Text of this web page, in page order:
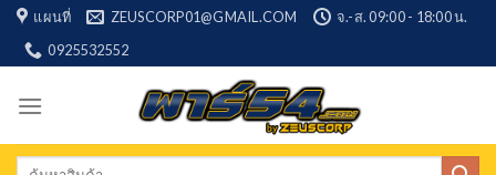
Skip
content
แผนที่ ZEUSCORP01@GMAIL.COM
จ.-ส. 09:00 - 18:00 น.
0925532552
Search